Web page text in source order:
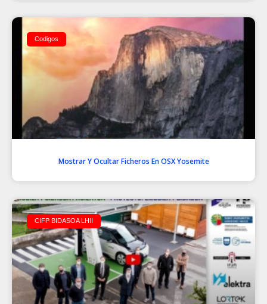
Codigos
Mostrar Y Ocultar Ficheros En OSX Yosemite
CIFP BIDASOA LHII